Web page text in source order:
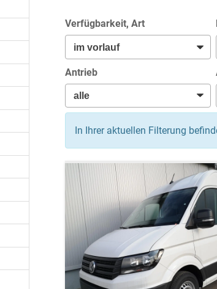
Verfügbarkeit, Art
Antrieb
In Ihrer aktuellen Filterung